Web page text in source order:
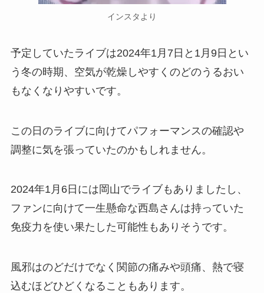
インスタより
予定していたライブは2024年1月7日と1月9日とい
う冬の時期、空気が乾燥しやすくのどのうるおい
もなくなりやすいです。
この日のライブに向けてパフォーマンスの確認や
調整に気を張っていたのかもしれません。
2024年1月6日には岡山でライブもありましたし、
ファンに向けて一生懸命な西島さんは持っていた
免疫力を使い果たした可能性もありそうです。
風邪はのどだけでなく関節の痛みや頭痛、熱で寝
込むほどひどくなることもあります。